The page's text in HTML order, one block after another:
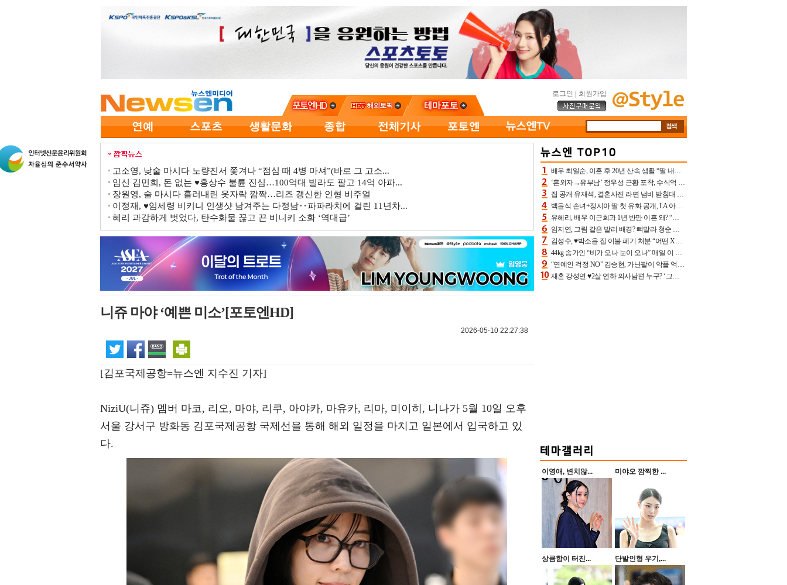
로그인 회원가입
고소영, 낮술 마시다 노량진서 쫓겨나 “점심 때 4병 마셔”(바로 그 고소...
임신 김민희, 돈 없는 ♥홍상수 불륜 진심…100억대 빌라도 팔고 14억 아파...
장원영, 술 마시다 흘러내린 옷자락 깜짝…리즈 갱신한 인형 비주얼
이정재, ♥임세령 비키니 인생샷 남겨주는 다정남‥파파라치에 걸린 11년차...
혜리 과감하게 벗었다, 탄수화물 끊고 끈 비니키 소화 ‘역대급’
니쥬 마야 ‘예쁜 미소’[포토엔HD]
2026-05-10 22:27:38
[김포국제공항=뉴스엔 지수진 기자]
NiziU(니쥬) 멤버 마코, 리오, 마야, 리쿠, 아야카, 마유카, 리마, 미이히, 니나가 5월 10일 오후
서울 강서구 방화동 김포국제공항 국제선을 통해 해외 일정을 마치고 일본에서 입국하고 있
다.
배우 최일순, 이혼 후 20년 산속 생활 “딸 내가 버렸다고 원망‥맘 아파”(특종)[어제TV]
‘혼외자→유부남’ 정우성 근황 포착, 수식억 해킹 피해 후배 만났다 “존경하는”
집 공개 유재석, 결혼사진 라면 냄비 받침대 되고 분노‥가족사진도 피해(놀뭐)[어제TV]
백윤식 손녀+정시아 딸 첫 유화 공개, LA 아트쇼→서울국제조각페스타 작가다운 수준급 실력
유혜리, 배우 이근희과 1년 반만 이혼 왜? “식칼 꽂고 의자 던져” 충격 폭로(특종)[어제TV]
임지연, 그림 같은 발리 배경? 뼈말라 청순 비키니 핏에 상대 안 되네
김성수, ♥박소윤 집 이불 폐기 처분 “어떤 X이랑 썼을지 몰라” 질투(신랑수업2)[어제TV]
44kg 송가인 “비가 오나 눈이 오나” 매일 이 운동, 허벅지 근육량 상승+체지방 감소
“연예인 걱정 NO” 김승현, 가난팔이 악플 억울할만‥아내+딸과 日 여행
재혼 강성연 ♥2살 연하 의사남편 누구? ‘그알’ 자문의에 훈남 비주얼 초엘리트 스펙 [종합]
이영애, 변치않... 미야오 깜찍한 ...
상큼함이 터진... 단발인형 우기,...